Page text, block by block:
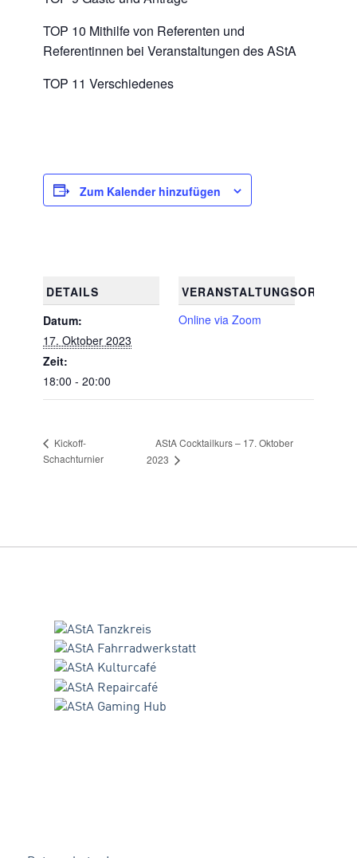
TOP 10 Mithilfe von Referenten und
Referentinnen bei Veranstaltungen des AStA
TOP 11 Verschiedenes
Zum Kalender hinzufügen
DETAILS
Datum:
17. Oktober 2023
Zeit:
18:00 - 20:00
VERANSTALTUNGSORT
Online via Zoom
Kickoff-
Schachturnier
AStA Cocktailkurs – 17. Oktober
2023